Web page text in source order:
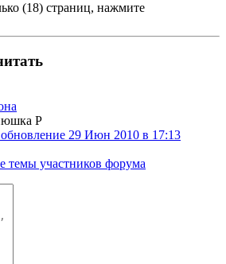
(18) страниц, нажмите
Р
29 Июн 2010 в 17:13
темы участников форума